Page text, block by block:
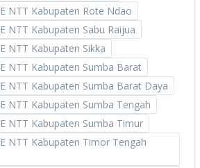
NTT Kabupaten Rote Ndao
NTT Kabupaten Sabu Raijua
NTT Kabupaten Sikka
NTT Kabupaten Sumba Barat
NTT Kabupaten Sumba Barat Daya
NTT Kabupaten Sumba Tengah
NTT Kabupaten Sumba Timur
NTT Kabupaten Timor Tengah